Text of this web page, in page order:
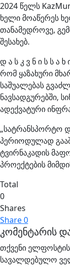
2024 წელს
ხელი მოაწერეს
თანამედროვე,
შესახებ.
დ ა ს კ ვ ნ ი ს ს ა
რომ ყაზახური
საშუალებას
ნავსადგურებში,
ადექვატური
„სატრანსპორტო
პერიოდულად
ტვირნაკადის
პროექტების
Total
0
Shares
Share0
კომენტარის
თქვენი ელფოსტის
სავალდებულო